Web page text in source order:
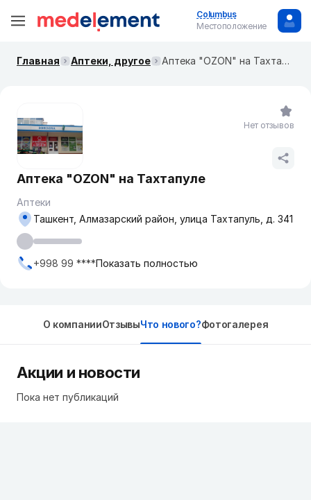
Columbus
Местоположение
Главная Аптеки, другое Аптека "OZON" на Тахтапуле
Аптека "OZON" на Тахтапуле
Аптеки
Ташкент, Алмазарский район, улица Тахтапуль, д. 341
+998 99 ****Показать полностью
Нет отзывов
О компанииОтзывыЧто нового?Фотогалерея
Акции и новости
Пока нет публикаций